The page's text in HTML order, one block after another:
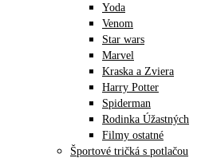
Yoda
Venom
Star wars
Marvel
Kraska a Zviera
Harry Potter
Spiderman
Rodinka Úžastných
Filmy ostatné
Športové tričká s potlačou